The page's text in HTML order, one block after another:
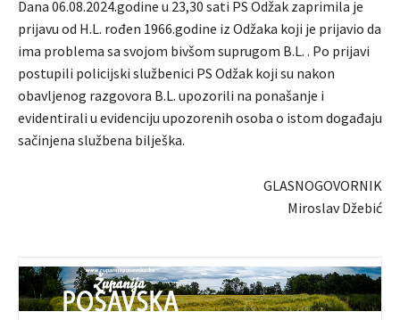
Dana 06.08.2024.godine u 23,30 sati PS Odžak zaprimila je
prijavu od H.L. rođen 1966.godine iz Odžaka koji je prijavio da
ima problema sa svojom bivšom suprugom B.L. . Po prijavi
postupili policijski službenici PS Odžak koji su nakon
obavljenog razgovora B.L. upozorili na ponašanje i
evidentirali u evidenciju upozorenih osoba o istom događaju
sačinjena službena bilješka.
GLASNOGOVORNIK
Miroslav Džebić